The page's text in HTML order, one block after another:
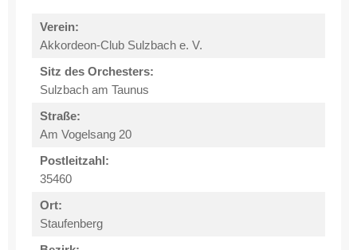
Verein:
Akkordeon-Club Sulzbach e. V.
Sitz des Orchesters:
Sulzbach am Taunus
Straße:
Am Vogelsang 20
Postleitzahl:
35460
Ort:
Staufenberg